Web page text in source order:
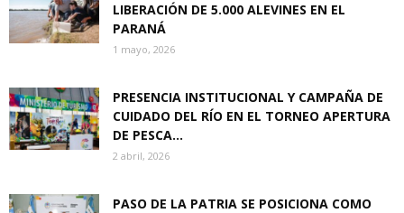
LIBERACIÓN DE 5.000 ALEVINES EN EL
PARANÁ
1 mayo, 2026
PRESENCIA INSTITUCIONAL Y CAMPAÑA DE
CUIDADO DEL RÍO EN EL TORNEO APERTURA
DE PESCA...
2 abril, 2026
PASO DE LA PATRIA SE POSICIONA COMO